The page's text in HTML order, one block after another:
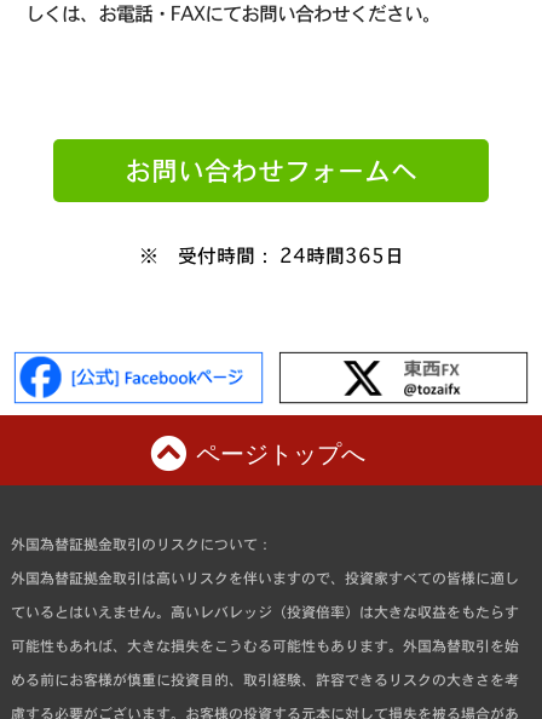
しくは、お電話・FAXにてお問い合わせください。
お問い合わせフォームへ
※ 受付時間： 24時間365日
ページトップへ
外国為替証拠金取引のリスクについて：
外国為替証拠金取引は高いリスクを伴いますので、投資家すべての皆様に適し
ているとはいえません。高いレバレッジ（投資倍率）は大きな収益をもたらす
可能性もあれば、大きな損失をこうむる可能性もあります。外国為替取引を始
める前にお客様が慎重に投資目的、取引経験、許容できるリスクの大きさを考
慮する必要がございます。お客様の投資する元本に対して損失を被る場合があ